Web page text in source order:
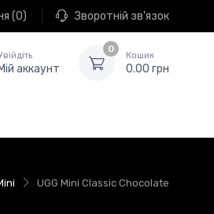
(0) Зворотній зв'язок
Мій аккаунт
0
Кошик
0.00 грн
UGG Mini Classic Chocolate